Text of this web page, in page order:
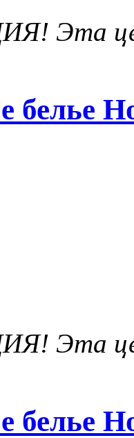
Эта
белье
Эта
белье